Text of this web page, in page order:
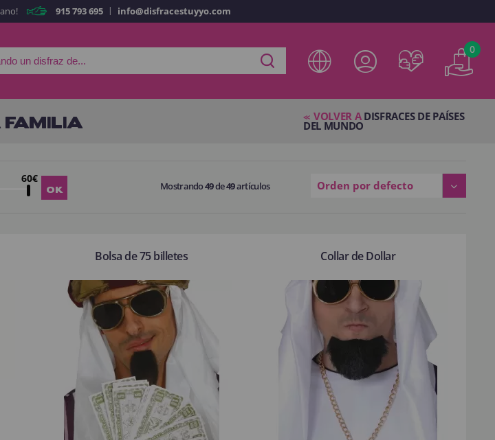
Soy nuevo
tus operaciones anteriores.
915 793 695 | info@disfracestuyyo.com
0
FAMILIA << VOLVER A DISFRACES DE PAÍSES
DEL MUNDO
60€
Mostrando49de49artículos Orden por defecto
Bolsa de 75 billetes Collar de Dollar